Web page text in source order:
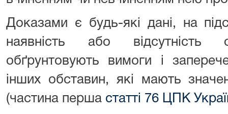
Доказами є будь-які дані, на
наявність або
обґрунтовують вимоги і
інших обставин, які мають
(частина перша статті 76 ЦПК